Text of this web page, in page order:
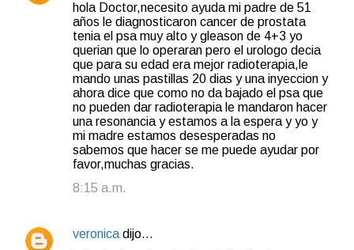
hola Doctor,necesito ayuda mi padre de 51
años le diagnosticaron cancer de prostata
tenia el psa muy alto y gleason de 4+3 yo
querian que lo operaran pero el urologo decia
que para su edad era mejor radioterapia,le
mando unas pastillas 20 dias y una inyeccion y
ahora dice que como no da bajado el psa que
no pueden dar radioterapia le mandaron hacer
una resonancia y estamos a la espera y yo y
mi madre estamos desesperadas no
sabemos que hacer se me puede ayudar por
favor,muchas gracias.
8:15 a.m.
veronica dijo…